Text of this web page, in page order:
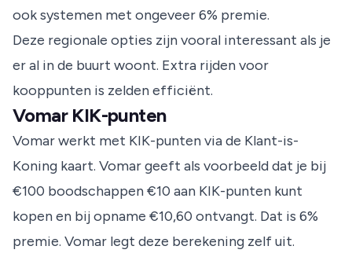
ook systemen met ongeveer 6% premie.
Deze regionale opties zijn vooral interessant als je
er al in de buurt woont. Extra rijden voor
kooppunten is zelden efficiënt.
Vomar KIK-punten
Vomar werkt met KIK-punten via de Klant-is-
Koning kaart. Vomar geeft als voorbeeld dat je bij
€100 boodschappen €10 aan KIK-punten kunt
kopen en bij opname €10,60 ontvangt. Dat is 6%
premie. Vomar legt deze berekening zelf uit.